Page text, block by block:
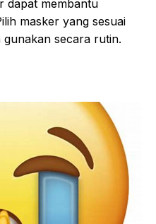
dapat membantu
masker yang sesuai
gunakan secara rutin.